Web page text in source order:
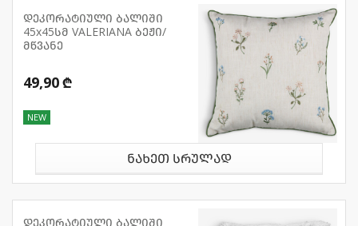
დეკორატიული ბალიში
45x45სმ VALERIANA ბეჟი/
მწვანე
49,90 ₾
NEW
ნახეთ სრულად